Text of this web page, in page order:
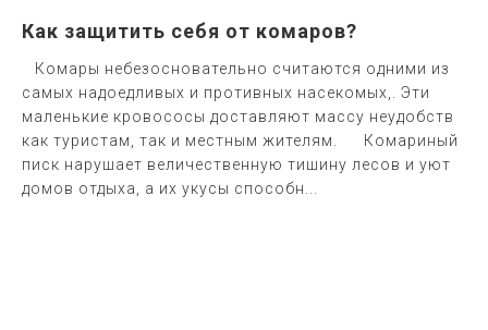
Как защитить себя от комаров?
Комары небезосновательно считаются одними из
самых надоедливых и противных насекомых,. Эти
маленькие кровососы доставляют массу неудобств
как туристам, так и местным жителям. Комариный
писк нарушает величественную тишину лесов и уют
домов отдыха, а их укусы способн...